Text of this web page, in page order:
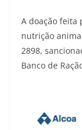
A doação feita
nutrição
2898,
Banco de